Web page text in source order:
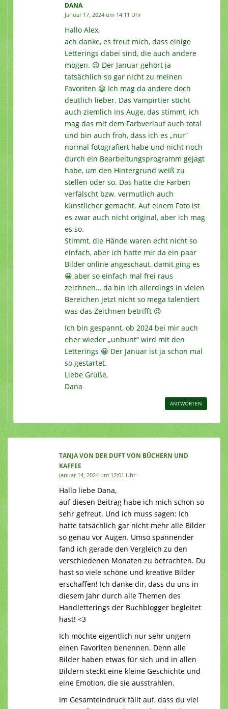
DANA
Januar 17, 2024 um 14:11 Uhr
Hallo Alex,
ach danke, es freut mich, dass einige
Letterings dabei sind, die auch andere
mögen. 😉 Der Januar gehört ja
tatsächlich so gar nicht zu meinen
Favoriten 😀 Ich mag da andere doch
deutlich lieber. Das Vampirtier sticht
auch ziemlich ins Auge, das stimmt, ich
mag das mit dem Farbverlauf auch total
und bin auch froh, dass ich es „nur“
normal fotografiert habe und nicht noch
durch ein Bearbeitungsprogramm gejagt
habe, um den Hintergrund weiß zu
stellen oder so. Das hätte die Farben
verfälscht bzw. vermutlich auch
künstlicher gemacht. Auf einem Foto ist
es zwar auch nicht original, aber ich mag
es so.
Stimmt, die Hände waren echt nicht so
einfach, aber ich hatte mir da ein paar
Bilder online angeschaut, damit ging es
😀 aber so einfach mal frei raus
zeichnen… da bin ich allerdings in vielen
Bereichen jetzt nicht so mega talentiert
was das Zeichnen betrifft 😉
Ich bin gespannt, ob 2024 bei mir auch
eher wieder „unbunt“ wird mit den
Letterings 😀 Der Januar ist ja schon mal
so gestartet.
Liebe Grüße,
Dana
ANTWORTEN
TANJA VON DER DUFT VON BÜCHERN UND
KAFFEE
Januar 14, 2024 um 12:01 Uhr
Hallo liebe Dana,
auf diesen Beitrag habe ich mich schon so
sehr gefreut. Und ich muss sagen: Ich
hatte tatsächlich gar nicht mehr alle Bilder
so genau vor Augen. Umso spannender
fand ich gerade den Vergleich zu den
verschiedenen Monaten zu betrachten. Du
hast so viele schöne und kreative Bilder
erschaffen! Ich danke dir, dass du uns in
diesem Jahr durch alle Themen des
Handletterings der Buchblogger begleitet
hast! <3
Ich möchte eigentlich nur sehr ungern
einen Favoriten benennen. Denn alle
Bilder haben etwas für sich und in allen
Bildern steckt eine kleine Geschichte und
eine Emotion, die sie ausstrahlen.
Im Gesamteindruck fällt auf, dass du viel